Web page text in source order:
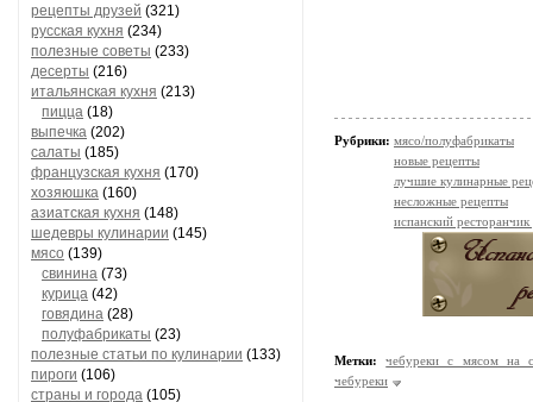
рецепты друзей (321)
русская кухня (234)
полезные советы (233)
десерты (216)
итальянская кухня (213)
пицца (18)
выпечка (202)
салаты (185)
французская кухня (170)
хозяюшка (160)
азиатская кухня (148)
шедевры кулинарии (145)
мясо (139)
свинина (73)
курица (42)
говядина (28)
полуфабрикаты (23)
полезные статьи по кулинарии (133)
пироги (106)
страны и города (105)
Рубрики: мясо/полуфабрикаты
новые рецепты
лучшие кулинарные
несложные рецепты
испанский
Метки:
чебуреки с мясом на
чебуреки